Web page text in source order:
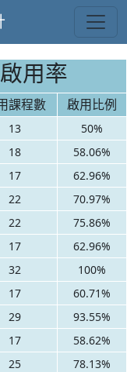
用率
課程數 啟用比例
13
50%
18
58.06%
17
62.96%
22
70.97%
22
75.86%
17
62.96%
32
100%
17
60.71%
29
93.55%
17
58.62%
25
78.13%